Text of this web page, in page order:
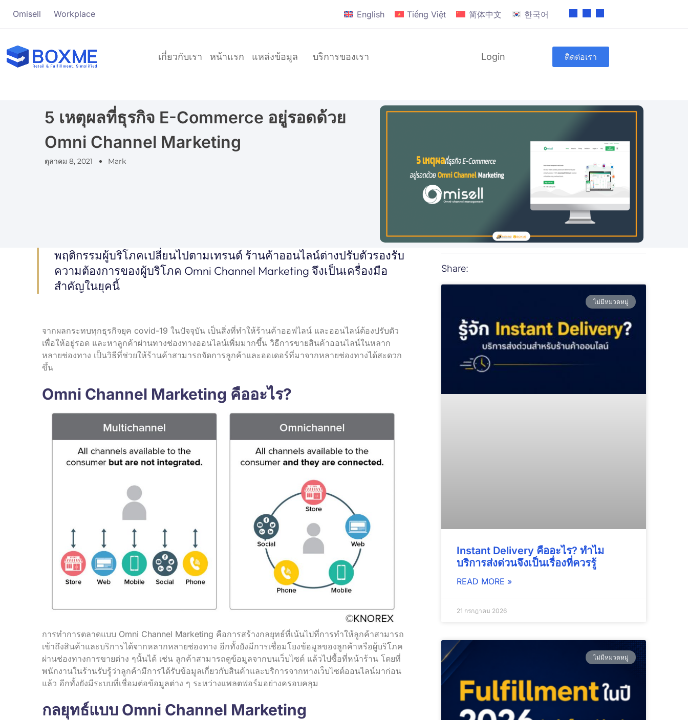
Omisell Workplace English Tiếng Việt 简体中文 한국어
เกี่ยวกับเรา หน้าแรก แหล่งข้อมูล บริการของเรา Login ติดต่อเรา
5 เหตุผลที่ธุรกิจ E-Commerce อยู่รอดด้วย
Omni Channel Marketing
ตุลาคม 8, 2021 Mark
พฤติกรรมผู้บริโภคเปลี่ยนไปตามเทรนด์ ร้านค้าออนไลน์ต่างปรับตัวรองรับ
ความต้องการของผู้บริโภค Omni Channel Marketing จึงเป็นเครื่องมือ
สำคัญในยุคนี้
จากผลกระทบทุกธุรกิจยุค covid-19 ในปัจจุบัน เป็นสิ่งที่ทำให้ร้านค้าออฟไลน์ และออนไลน์ต้องปรับตัว
เพื่อให้อยู่รอด และหาลูกค้าผ่านทางช่องทางออนไลน์เพิ่มมากขึ้น วิธีการขายสินค้าออนไลน์ในหลาก
หลายช่องทาง เป็นวิธีที่ช่วยให้ร้านค้าสามารถจัดการลูกค้าและออเดอร์ที่มาจากหลายช่องทางได้สะดวก
ขึ้น
Omni Channel Marketing คืออะไร?
การทำการตลาดแบบ Omni Channel Marketing คือการสร้างกลยุทธ์ที่เน้นไปที่การทำให้ลูกค้าสามารถ
เข้าถึงสินค้าและบริการได้จากหลากหลายช่องทาง อีกทั้งยังมีการเชื่อมโยงข้อมูลของลูกค้าหรือผู้บริโภค
ผ่านช่องทางการขายต่าง ๆนั้นได้ เช่น ลูกค้าสามารถดูข้อมูลจากบนเว็บไซต์ แล้วไปซื้อที่หน้าร้าน โดยที่
พนักงานในร้านรับรู้ว่าลูกค้ามีการได้รับข้อมูลเกี่ยวกับสินค้าและบริการจากทางเว็บไซต์ออนไลน์มาก่อน
แล้ว อีกทั้งยังมีระบบที่เชื่อมต่อข้อมูลต่าง ๆ ระหว่างแพลตฟอร์มอย่างครอบคลุม
กลยุทธ์แบบ Omni Channel Marketing
Share:
ไม่มีหมวดหมู่
Instant Delivery คืออะไร? ทำไม
บริการส่งด่วนจึงเป็นเรื่องที่ควรรู้
READ MORE »
21 กรกฎาคม 2026
ไม่มีหมวดหมู่